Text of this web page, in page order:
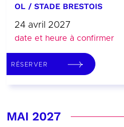
OL / STADE BRESTOIS
24 avril 2027
date et heure à confirmer
RÉSERVER
MAI 2027